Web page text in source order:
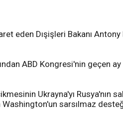
eden Dışişleri Bakanı
ABD Kongresi'nin geçen
Ukrayna'yı Rusya'nın
Washington'un sarsılmaz